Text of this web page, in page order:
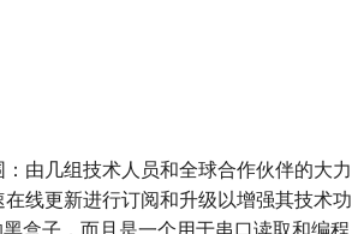
由几组技术人员和全球合作伙伴的大力
线更新进行订阅和升级以增强其技术功
盒子，而且是一个用于串口读取和编程